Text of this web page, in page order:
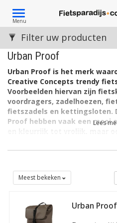
Toggle
navigation
Menu
Urban Proof
Urban Proof is het merk
Creative Concepts trendy
Voorbeelden hiervan zijn
voordragers, zadelhoezen,
fietszadels en kettingsloten.
Proof hebben vaak een mooi
om te weten: bij de
Urban Proof is ontstaan ​​uit een
Perfect, specialist in fietsbanden,
conceptontwikkelingsbedrijf met
duurzaamheid. U+ is een
Lees
Filter uw producten
Meest bekeken
Urban
fietstas en